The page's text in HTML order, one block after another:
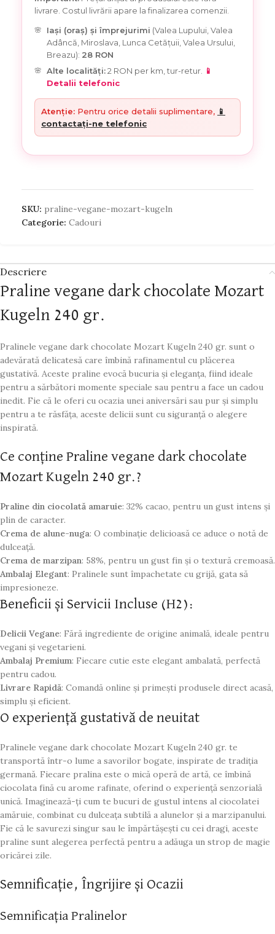
livrare. Costul livrării apare la finalizarea comenzii.
Iași (oraș) și împrejurimi (Valea Lupului, Valea
Adâncă, Miroslava, Lunca Cetățuii, Valea Ursului,
Breazu): 28 RON
Alte localități:2 RON per km, tur-retur.
📱
Detalii telefonic
Atenție: Pentru orice detalii suplimentare, 📱
contactați-ne telefonic
SKU: praline-vegane-mozart-kugeln
Categorie: Cadouri
Descriere
Praline vegane dark chocolate Mozart
Kugeln 240 gr.
Pralinele vegane dark chocolate Mozart Kugeln 240 gr. sunt o
adevărată delicatesă care îmbină rafinamentul cu plăcerea
gustativă. Aceste praline evocă bucuria și eleganța, fiind ideale
pentru a sărbători momente speciale sau pentru a face un cadou
inedit. Fie că le oferi cu ocazia unei aniversări sau pur și simplu
pentru a te răsfăța, aceste delicii sunt cu siguranță o alegere
inspirată.
Ce conține Praline vegane dark chocolate
Mozart Kugeln 240 gr.?
Praline din ciocolată amaruie: 32% cacao, pentru un gust intens și
plin de caracter.
Crema de alune-nuga: O combinație delicioasă ce aduce o notă de
dulceață.
Crema de marzipan: 58%, pentru un gust fin și o textură cremoasă.
Ambalaj Elegant: Pralinele sunt împachetate cu grijă, gata să
impresioneze.
Beneficii și Servicii Incluse (H2):
Delicii Vegane: Fără ingrediente de origine animală, ideale pentru
vegani și vegetarieni.
Ambalaj Premium: Fiecare cutie este elegant ambalată, perfectă
pentru cadou.
Livrare Rapidă: Comandă online și primești produsele direct acasă,
simplu și eficient.
O experiență gustativă de neuitat
Pralinele vegane dark chocolate Mozart Kugeln 240 gr. te
transportă într-o lume a savorilor bogate, inspirate de tradiția
germană. Fiecare pralina este o mică operă de artă, ce îmbină
ciocolata fină cu arome rafinate, oferind o experiență senzorială
unică. Imaginează-ți cum te bucuri de gustul intens al ciocolatei
amăruie, combinat cu dulceața subtilă a alunelor și a marzipanului.
Fie că le savurezi singur sau le împărtășești cu cei dragi, aceste
praline sunt alegerea perfectă pentru a adăuga un strop de magie
oricărei zile.
Semnificație, Îngrijire și Ocazii
Semnificația Pralinelor